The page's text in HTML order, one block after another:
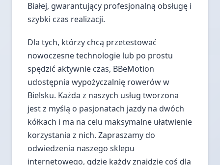
Białej, gwarantujący profesjonalną obsługę i
szybki czas realizacji.
Dla tych, którzy chcą przetestować
nowoczesne technologie lub po prostu
spędzić aktywnie czas, BBeMotion
udostępnia wypożyczalnię rowerów w
Bielsku. Każda z naszych usług tworzona
jest z myślą o pasjonatach jazdy na dwóch
kółkach i ma na celu maksymalne ułatwienie
korzystania z nich. Zapraszamy do
odwiedzenia naszego sklepu
internetowego, gdzie każdy znajdzie coś dla